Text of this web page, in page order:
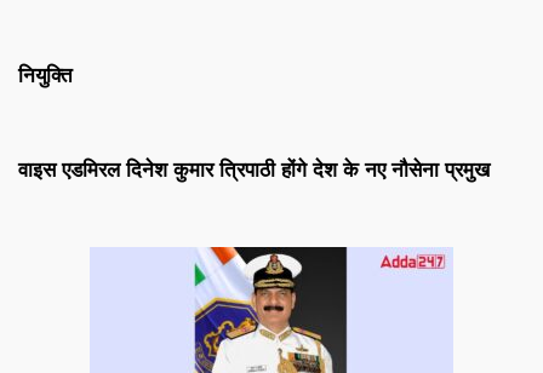
नियुक्ति
वाइस एडमिरल दिनेश कुमार त्रिपाठी होंगे देश के नए नौसेना प्रमुख